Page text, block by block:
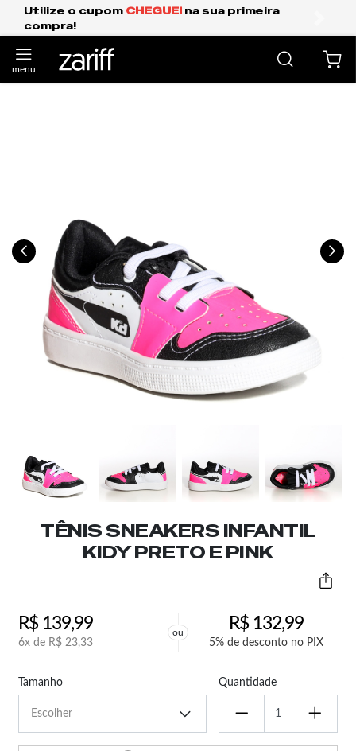
na sua primeira Frete Grátis
anterior
TÊNIS SNEAKERS INFANTIL
KIDY PRETO E PINK
R$139,99
6x de R$ 23,33
ou R$132,99
5% de desconto no PIX
Tamanho Quantidade